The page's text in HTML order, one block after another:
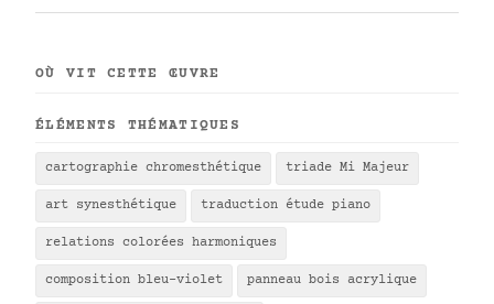
OÙ VIT CETTE ŒUVRE
ÉLÉMENTS THÉMATIQUES
cartographie chromesthétique triade Mi Majeur
art synesthétique traduction étude piano
relations colorées harmoniques
composition bleu-violet panneau bois acrylique